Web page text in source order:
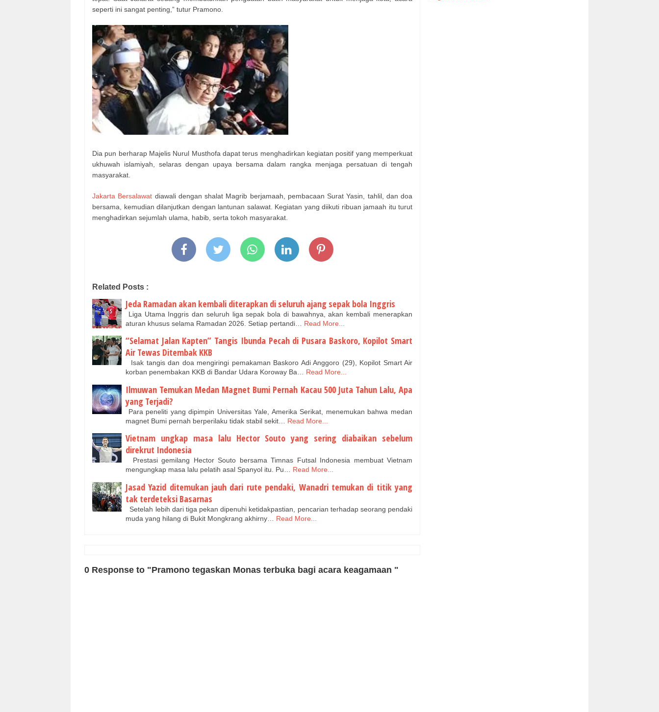
seperti ini sangat penting,” tutur Pramono.
Dia pun berharap Majelis Nurul Musthofa dapat terus menghadirkan kegiatan positif yang memperkuat
ukhuwah islamiyah, selaras dengan upaya bersama dalam rangka menjaga persatuan di tengah
masyarakat.
Jakarta Bersalawat diawali dengan shalat Magrib berjamaah, pembacaan Surat Yasin, tahlil, dan doa
bersama, kemudian dilanjutkan dengan lantunan salawat. Kegiatan yang diikuti ribuan jamaah itu turut
menghadirkan sejumlah ulama, habib, serta tokoh masyarakat.
Related Posts :
Jeda Ramadan akan kembali diterapkan di seluruh ajang sepak bola Inggris
Liga Utama Inggris dan seluruh liga sepak bola di bawahnya, akan kembali menerapkan
aturan khusus selama Ramadan 2026. Setiap pertandi…
Read More...
“Selamat Jalan Kapten” Tangis Ibunda Pecah di Pusara Baskoro, Kopilot Smart
Air Tewas Ditembak KKB
Isak tangis dan doa mengiringi pemakaman Baskoro Adi Anggoro (29), Kopilot Smart Air
korban penembakan KKB di Bandar Udara Koroway Ba… Read More...
Ilmuwan Temukan Medan Magnet Bumi Pernah Kacau 500 Juta Tahun Lalu, Apa
yang Terjadi?
Para peneliti yang dipimpin Universitas Yale, Amerika Serikat, menemukan bahwa medan
magnet Bumi pernah berperilaku tidak stabil sekit…
Read More...
Vietnam ungkap masa lalu Hector Souto yang sering diabaikan sebelum
direkrut Indonesia
Prestasi gemilang Hector Souto bersama Timnas Futsal Indonesia membuat Vietnam
mengungkap masa lalu pelatih asal Spanyol itu. Pu… Read More...
Jasad Yazid ditemukan jauh dari rute pendaki, Wanadri temukan di titik yang
tak terdeteksi Basarnas
Setelah lebih dari tiga pekan dipenuhi ketidakpastian, pencarian terhadap seorang pendaki
muda yang hilang di Bukit Mongkrang akhirny…
Read More...
0 Response to "Pramono tegaskan Monas terbuka bagi acara keagamaan "